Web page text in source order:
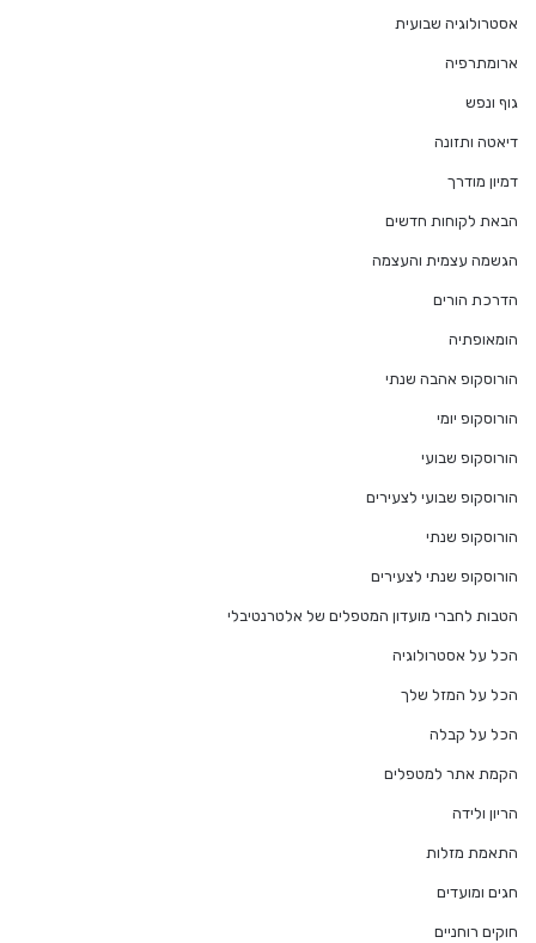
אסטרולוגיה שבועית
ארומתרפיה
גוף ונפש
דיאטה ותזונה
דמיון מודרך
הבאת לקוחות חדשים
הגשמה עצמית והעצמה
הדרכת הורים
הומאופתיה
הורוסקופ אהבה שנתי
הורוסקופ יומי
הורוסקופ שבועי
הורוסקופ שבועי לצעירים
הורוסקופ שנתי
הורוסקופ שנתי לצעירים
הטבות לחברי מועדון המטפלים של אלטרנטיבלי
הכל על אסטרולוגיה
הכל על המזל שלך
הכל על קבלה
הקמת אתר למטפלים
הריון ולידה
התאמת מזלות
חגים ומועדים
חוקים רוחניים